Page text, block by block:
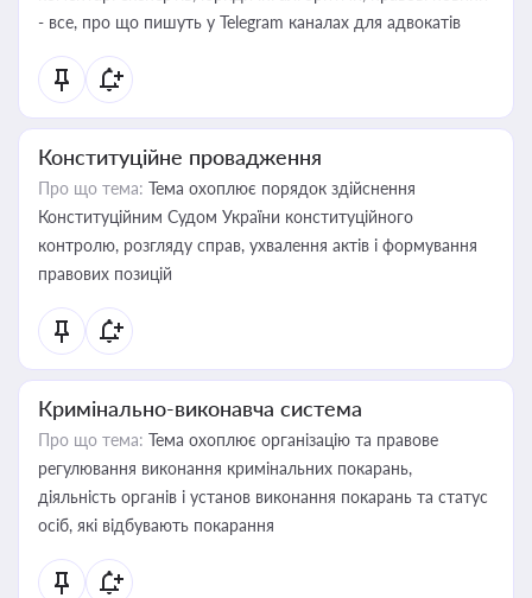
- все, про що пишуть у Telegram каналах для адвокатів
Конституційне провадження
Про що тема: Тема охоплює порядок здійснення
Конституційним Судом України конституційного
контролю, розгляду справ, ухвалення актів і формування
правових позицій
Кримінально-виконавча система
Про що тема: Тема охоплює організацію та правове
регулювання виконання кримінальних покарань,
діяльність органів і установ виконання покарань та статус
осіб, які відбувають покарання